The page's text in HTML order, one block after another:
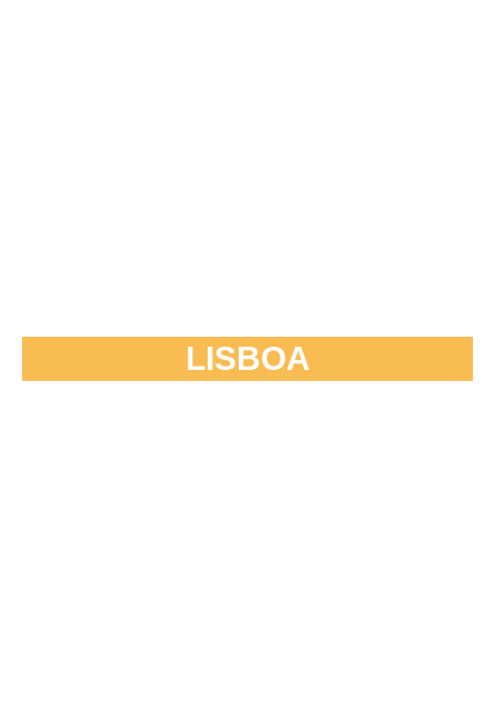
LISBOA